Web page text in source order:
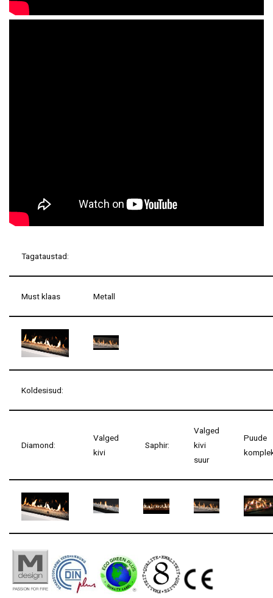
Tagataustad:
Must klaas Metall
Koldesisud:
Diamond:
Valged
kivi
Saphir:
Valged
kivi
suur
Puude